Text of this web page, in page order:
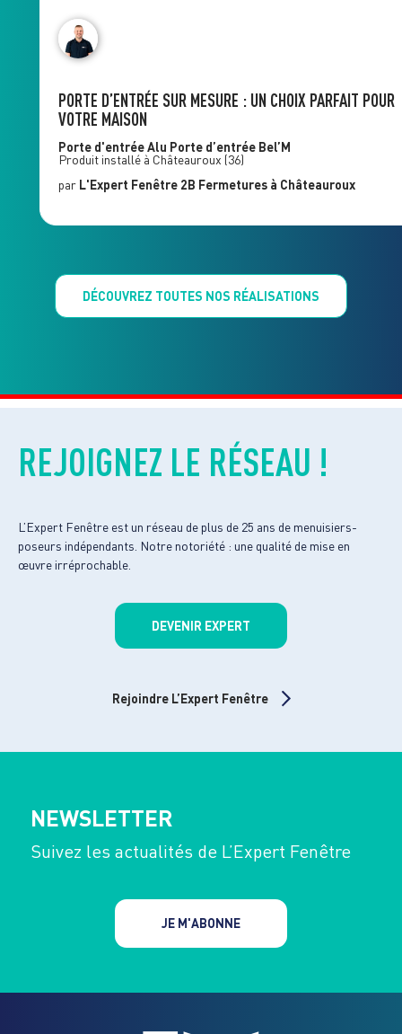
PORTE D’ENTRÉE SUR MESURE : UN CHOIX PARFAIT POUR
VOTRE MAISON
Porte d'entrée Alu Porte d’entrée Bel’M
Produit installé à Châteauroux (36)
par L'Expert Fenêtre 2B Fermetures à Châteauroux
DÉCOUVREZ TOUTES NOS RÉALISATIONS
REJOIGNEZ LE RÉSEAU !
L’Expert Fenêtre est un réseau de plus de 25 ans de menuisiers-
poseurs indépendants. Notre notoriété : une qualité de mise en
œuvre irréprochable.
DEVENIR EXPERT
Rejoindre L’Expert Fenêtre
NEWSLETTER
Suivez les actualités de L’Expert Fenêtre
JE M'ABONNE